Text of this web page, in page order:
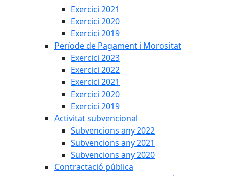
Exercici 2021
Exercici 2020
Exercici 2019
Període de Pagament i Morositat
Exercici 2023
Exercici 2022
Exercici 2021
Exercici 2020
Exercici 2019
Activitat subvencional
Subvencions any 2022
Subvencions any 2021
Subvencions any 2020
Contractació pública